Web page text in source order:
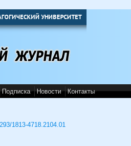
УНИВЕРСИТЕТ
Подписка Новости Контакты
1813-4718.2104.01